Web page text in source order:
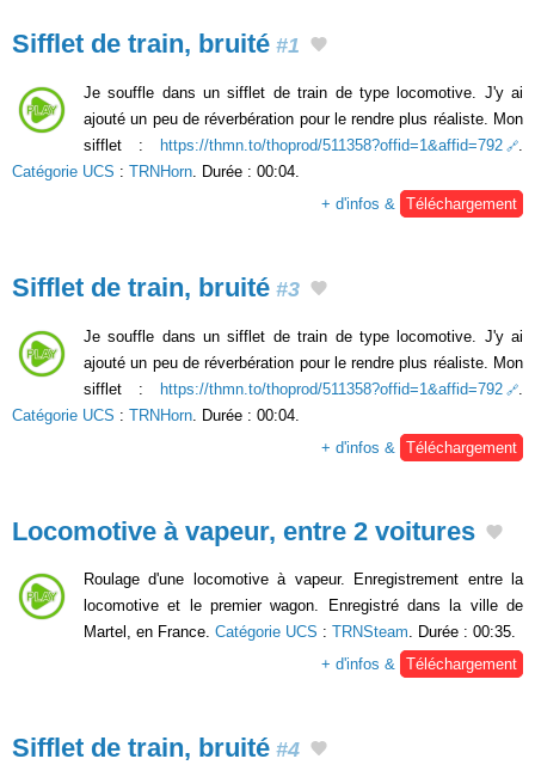
Sifflet de train, bruité #1
Je souffle dans un sifflet de train de type locomotive. J'y ai
ajouté un peu de réverbération pour le rendre plus réaliste. Mon
sifflet :
https://thmn.to/thoprod/511358?offid=1&affid=792
.
Catégorie UCS : TRNHorn. Durée : 00:04.
+ d'infos & Téléchargement
Sifflet de train, bruité #3
Je souffle dans un sifflet de train de type locomotive. J'y ai
ajouté un peu de réverbération pour le rendre plus réaliste. Mon
sifflet :
https://thmn.to/thoprod/511358?offid=1&affid=792
Catégorie UCS : TRNHorn . Durée : 00:04.
+ d'infos &
Téléchargement
Locomotive à vapeur, entre 2 voitures
Roulage d'une locomotive à vapeur. Enregistrement entre la
locomotive et le premier wagon. Enregistré dans la ville de
Martel, en France. Catégorie UCS : TRNSteam. Durée : 00:35.
+ d'infos & Téléchargement
Sifflet de train, bruité #4